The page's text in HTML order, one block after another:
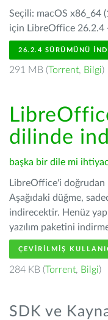
Seçili: macOS x86_64
için LibreOffice 26.2.4
26.2.4 SÜRÜMÜNÜ
291 MB (Torrent, Bilgi)
dilinde
başka bir dile mi
LibreOffice'i
Aşağıdaki düğme,
indirecektir. Henüz
yazılım paketini
ÇEVIRILMIŞ
284 KB (Torrent, Bilgi)
SDK ve